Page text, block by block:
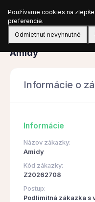
Obstarávanie
Amidy
Informácie o
Informácie
Názov zákazky:
Amidy
Kód zákazky:
Z20262708
Postup:
Podlimitná zákazka s
Používame cookies na
preferencie.
Odmietnuť nevyhnutné